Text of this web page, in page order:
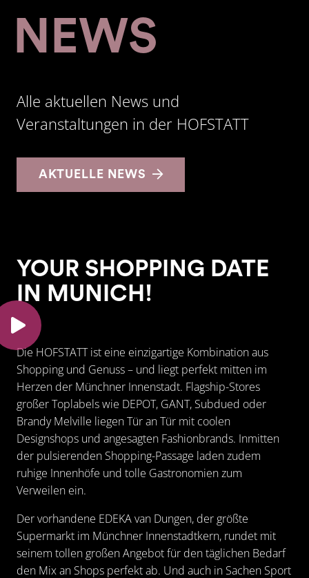
NEWS
Alle aktuellen News und
Veranstaltungen in der HOFSTATT
AKTUELLE NEWS
YOUR SHOPPING DATE
IN MUNICH!
Die HOFSTATT ist eine einzigartige Kombination aus
Shopping und Genuss – und liegt perfekt mitten im
Herzen der Münchner Innenstadt. Flagship-Stores
großer Toplabels wie DEPOT, GANT, Subdued oder
Brandy Melville liegen Tür an Tür mit coolen
Designshops und angesagten Fashionbrands. Inmitten
der pulsierenden Shopping-Passage laden zudem
ruhige Innenhöfe und tolle Gastronomien zum
Verweilen ein.
Der vorhandene EDEKA van Dungen, der größte
Supermarkt im Münchner Innenstadtkern, rundet mit
seinem tollen großen Angebot für den täglichen Bedarf
den Mix an Shops perfekt ab. Und auch in Sachen Sport